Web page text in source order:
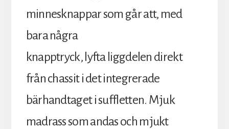
minnesknappar som går att, med
bara några
knapptryck, lyfta liggdelen direkt
från chassit i det integrerade
bärhandtaget i suffletten. Mjuk
madrass som andas och mjukt